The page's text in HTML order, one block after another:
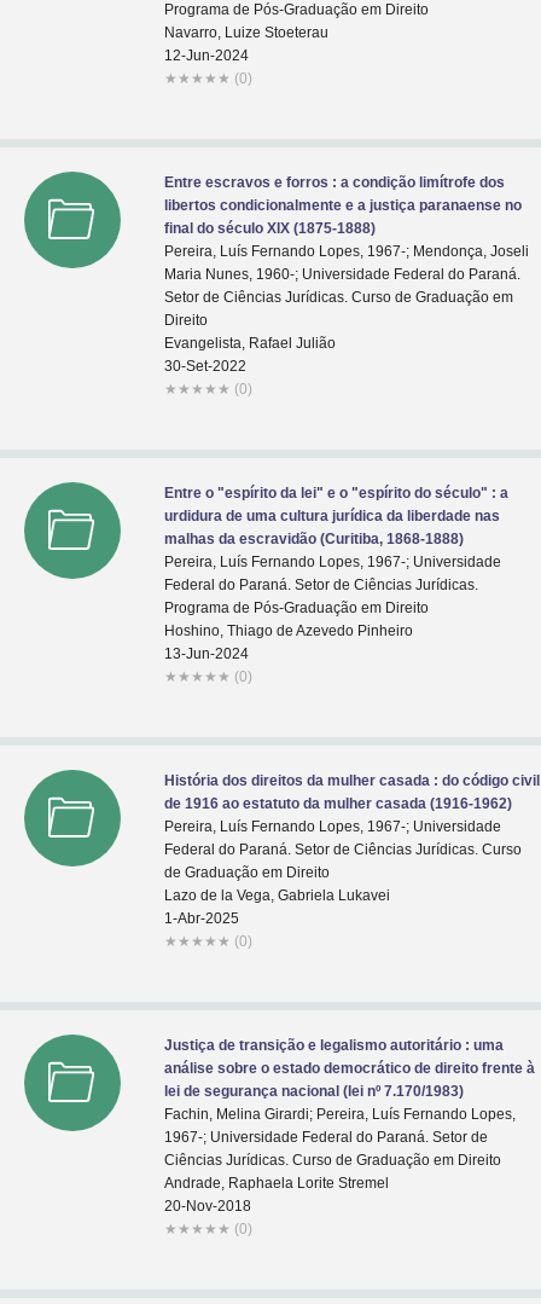
Programa de Pós-Graduação em Direito
Navarro, Luize Stoeterau
12-Jun-2024
★ ★ ★ ★ ★ (0)
Entre escravos e forros : a condição limítrofe dos
libertos condicionalmente e a justiça paranaense no
final do século XIX (1875-1888)
Pereira, Luís Fernando Lopes, 1967-; Mendonça, Joseli
Maria Nunes, 1960-; Universidade Federal do Paraná.
Setor de Ciências Jurídicas. Curso de Graduação em
Direito
Evangelista, Rafael Julião
30-Set-2022
★ ★ ★ ★ ★ (0)
Entre o "espírito da lei" e o "espírito do século" : a
urdidura de uma cultura jurídica da liberdade nas
malhas da escravidão (Curitiba, 1868-1888)
Pereira, Luís Fernando Lopes, 1967-; Universidade
Federal do Paraná. Setor de Ciências Jurídicas.
Programa de Pós-Graduação em Direito
Hoshino, Thiago de Azevedo Pinheiro
13-Jun-2024
★ ★ ★ ★ ★ (0)
História dos direitos da mulher casada : do código civil
de 1916 ao estatuto da mulher casada (1916-1962)
Pereira, Luís Fernando Lopes, 1967-; Universidade
Federal do Paraná. Setor de Ciências Jurídicas. Curso
de Graduação em Direito
Lazo de la Vega, Gabriela Lukavei
1-Abr-2025
★ ★ ★ ★ ★ (0)
Justiça de transição e legalismo autoritário : uma
análise sobre o estado democrático de direito frente à
lei de segurança nacional (lei nº 7.170/1983)
Fachin, Melina Girardi; Pereira, Luís Fernando Lopes,
1967-; Universidade Federal do Paraná. Setor de
Ciências Jurídicas. Curso de Graduação em Direito
Andrade, Raphaela Lorite Stremel
20-Nov-2018
★ ★ ★ ★ ★ (0)